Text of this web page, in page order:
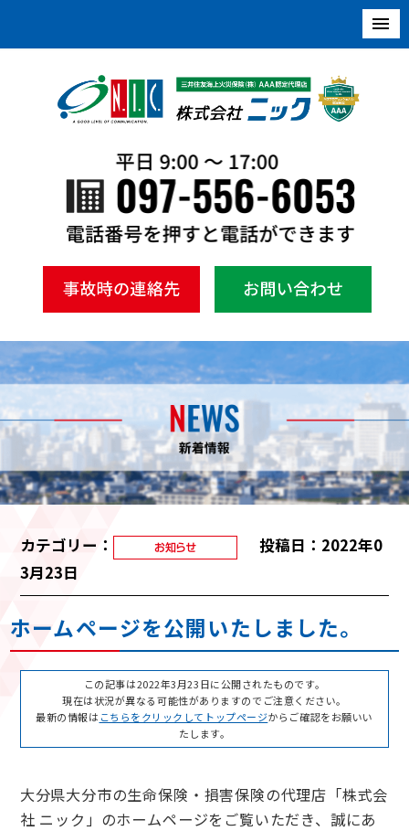
カテゴリー：
投稿日：2022年0
3月23日
ホームページを公開いたしました。
この記事は2022年3月23日に公開されたものです。
現在は状況が異なる可能性がありますのでご注意ください。
最新の情報は こちらをクリックしてトップページからご確認をお願いい
たします。
大分県大分市の生命保険・損害保険の代理店「株式会
社 ニック」のホームページをご覧いただき、誠にあ